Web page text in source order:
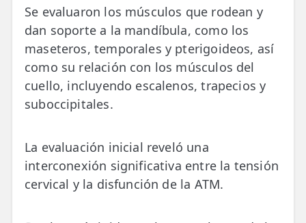
Se evaluaron los músculos que rodean y
dan soporte a la mandíbula, como los
maseteros, temporales y pterigoideos, así
como su relación con los músculos del
cuello, incluyendo escalenos, trapecios y
suboccipitales.
La evaluación inicial reveló una
interconexión significativa entre la tensión
cervical y la disfunción de la ATM.